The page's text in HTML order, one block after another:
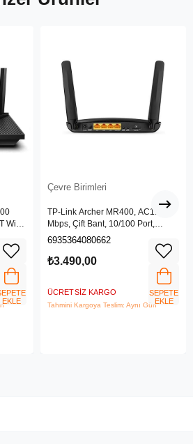
Wi-Fi
EKLE
Çevre Birimleri
TP-Link Archer MR400, AC1200
Mbps, Çift Bant, 10/100 Port,
4G/3G SIM Yuvası, Kablosuz 4G
6935364080662
₺3.490,00
ÜCRETSIZ KARGO
Tahmini Kargoya Teslim: Aynı Gün
SEPETE
EKLE